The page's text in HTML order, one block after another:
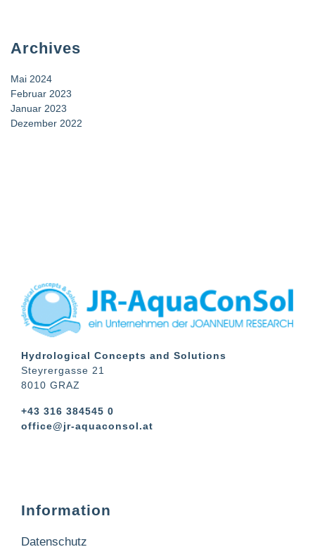
Archives
Mai 2024
Februar 2023
Januar 2023
Dezember 2022
Hydrological Concepts and Solutions
Steyrergasse 21
8010 GRAZ
+43 316 384545 0
office@jr-aquaconsol.at
Information
Datenschutz